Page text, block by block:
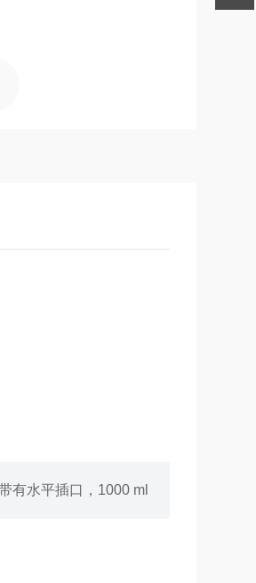
有水平插口，1000 ml